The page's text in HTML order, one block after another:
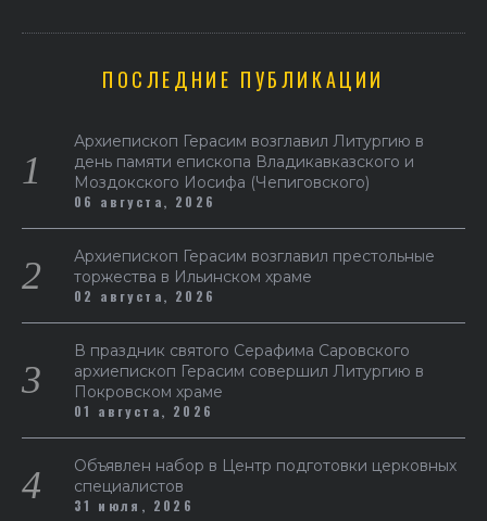
ПОСЛЕДНИЕ ПУБЛИКАЦИИ
Архиепископ Герасим возглавил Литургию в
день памяти епископа Владикавказского и
Моздокского Иосифа (Чепиговского)
06 августа, 2026
Архиепископ Герасим возглавил престольные
торжества в Ильинском храме
02 августа, 2026
В праздник святого Серафима Саровского
архиепископ Герасим совершил Литургию в
Покровском храме
01 августа, 2026
Объявлен набор в Центр подготовки церковных
специалистов
31 июля, 2026